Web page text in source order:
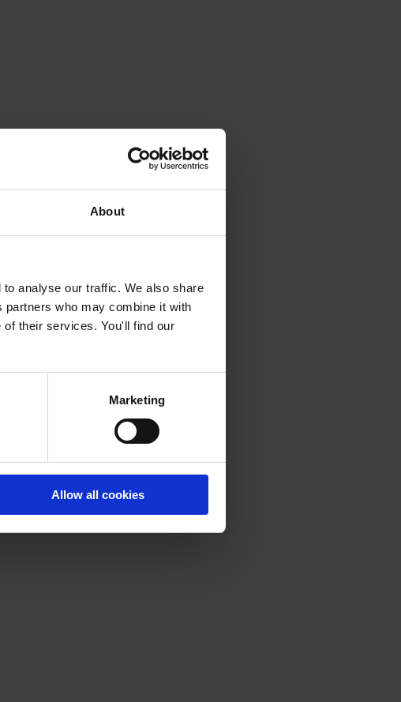
About
analyse our traffic. We also share
who may combine it with
of their services. You'll find our
Marketing
Allow all cookies